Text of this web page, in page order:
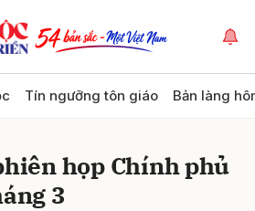
Tín ngưỡng tôn giáo Bản làng
họp Chính phủ
3